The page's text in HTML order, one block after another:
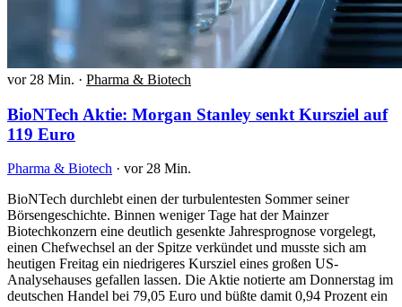
vor 28 Min. · Pharma & Biotech
BioNTech Aktie: Morgan Stanley senkt Kursziel auf
119 Euro
Pharma & Biotech · vor 28 Min.
BioNTech durchlebt einen der turbulentesten Sommer seiner
Börsengeschichte. Binnen weniger Tage hat der Mainzer
Biotechkonzern eine deutlich gesenkte Jahresprognose vorgelegt,
einen Chefwechsel an der Spitze verkündet und musste sich am
heutigen Freitag ein niedrigeres Kursziel eines großen US-
Analysehauses gefallen lassen. Die Aktie notierte am Donnerstag im
deutschen Handel bei 79,05 Euro und büßte damit 0,94 Prozent ein